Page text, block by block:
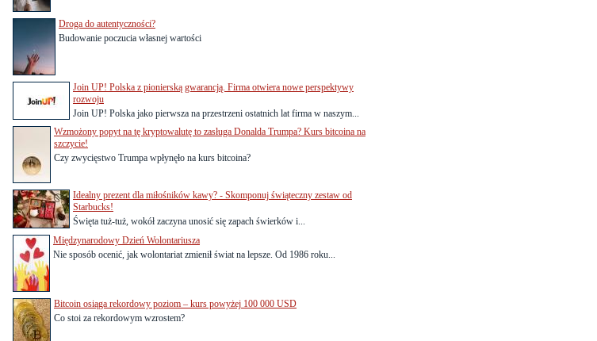
Droga do autentyczności?
Budowanie poczucia własnej wartości
Join UP! Polska z pionierską gwarancją. Firma otwiera nowe perspektywy
rozwoju
Join UP! Polska jako pierwsza na przestrzeni ostatnich lat firma w naszym...
Wzmożony popyt na tę kryptowalutę to zasługa Donalda Trumpa? Kurs bitcoina na
szczycie!
Czy zwycięstwo Trumpa wpłynęło na kurs bitcoina?
Idealny prezent dla miłośników kawy? - Skomponuj świąteczny zestaw od
Starbucks!
Święta tuż-tuż, wokół zaczyna unosić się zapach świerków i...
Międzynarodowy Dzień Wolontariusza
Nie sposób ocenić, jak wolontariat zmienił świat na lepsze. Od 1986 roku...
Bitcoin osiąga rekordowy poziom – kurs powyżej 100 000 USD
Co stoi za rekordowym wzrostem?